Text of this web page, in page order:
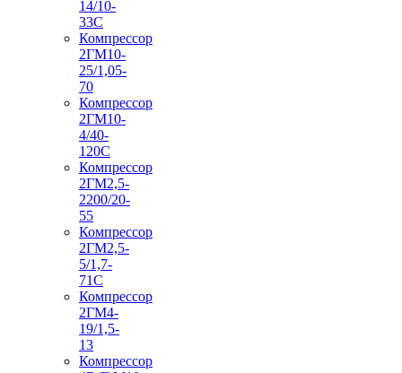
14/10-
33С
Компрессор
2ГМ10-
25/1,05-
70
Компрессор
2ГМ10-
4/40-
120С
Компрессор
2ГМ2,5-
2200/20-
55
Компрессор
2ГМ2,5-
5/1,7-
71С
Компрессор
2ГМ4-
19/1,5-
13
Компрессор